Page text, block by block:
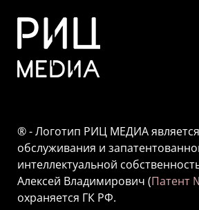
® - Логотип РИЦ МЕДИА
обслуживания и
интеллектуальной
Алексей Владимирович (Патент
охраняется ГК РФ.